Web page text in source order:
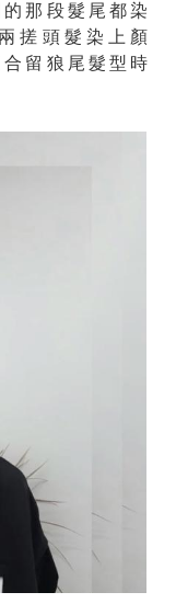
那段髮尾都染
搓頭髮染上顏
留狼尾髮型時